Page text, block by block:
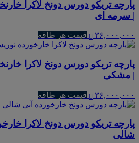
پارچه تریکو دورس دونخ لاکرا
| سرمه ای
۳۶,۰۰۰,۰۰۰ قیمت هر طاقه
پارچه تریکو دورس دونخ لاکرا
| مشکی
۳۶,۰۰۰,۰۰۰ قیمت هر طاقه
پارچه تریکو دورس دونخ لاکرا
شالی